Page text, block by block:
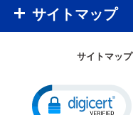
サイトマップ
サイトマップ